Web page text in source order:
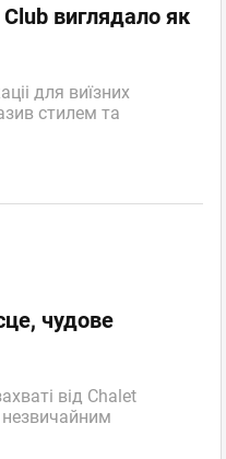
виглядало як
для виїзних
стилем та
чудове
від Chalet
незвичайним